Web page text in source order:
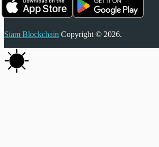
Siam Blockchain Copyright © 2026.